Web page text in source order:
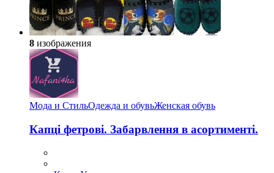
8 изображения
Мода и СтильОдежда и обувьЖенская обувь
Капці фетрові. Забарвлення в асортименті.